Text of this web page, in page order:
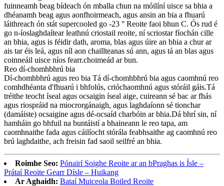
fuinneamh beag bídeach ón mballa chun na móilíní uisce sa bhia a
dhéanamh beag agus aonfhoirmeach, agus ansin an bia a fhuarú
láithreach ón stát supercooled go -23 ° Reoite faoi bhun C. Ós rud é
go n-íoslaghdaítear leathnú criostail reoite, ní scriostar fíochán cille
an bhia, agus is féidir dath, aroma, blas agus úire an bhia a chur ar
ais tar éis leá, agus níl aon chaillteanas sú ann, agus tá an blas agus
coinneáil uisce níos fearr.choimeád ar bun.
Reo dí-chomhbhrú bia
Dí-chomhbhrú agus reo bia Tá dí-chomhbhrú bia agus caomhnú reo
comhdhéanta d'fhuarú i bhfolús, crióchaomhnú agus stóráil gáis.Tá
tréithe teocht íseal agus ocsaigin íseal aige, cuireann sé bac ar fhás
agus riospráid na miocrorgánaigh, agus laghdaíonn sé tionchar
(damáiste) ocsaigine agus dé-ocsaíd charbóin ar bhia.Dá bhrí sin, ní
hamháin go bhfuil na buntáistí a bhaineann le reo tapa, am
caomhnaithe fada agus cáilíocht stórála feabhsaithe ag caomhnú reo
brú laghdaithe, ach freisin fad saoil seilfré an bhia.
Roimhe Seo: Pónairí Soighe Reoite ar an bPraghas is Ísle –
Prátaí Reoite Gearr Dísle – Huikang
Ar Aghaidh: Bataí Muiceola Boiled Reoite